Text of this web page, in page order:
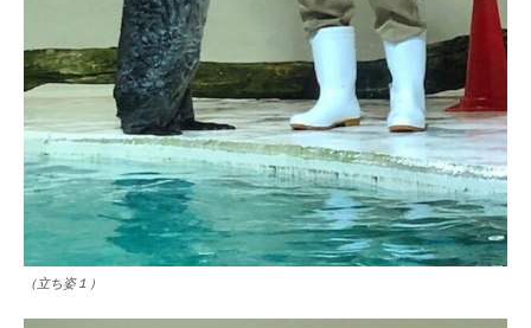
（立ち姿１）